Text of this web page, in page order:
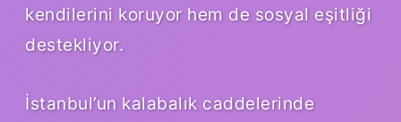
kendilerini koruyor hem de sosyal eşitliği
destekliyor.
İstanbul’un kalabalık caddelerinde